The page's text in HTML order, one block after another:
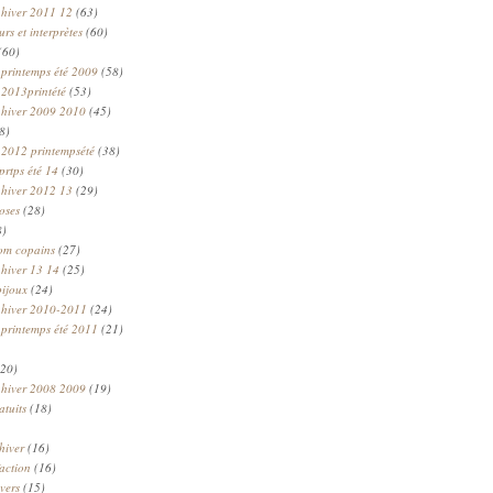
2011 12 (63)
et interprètes (60)
été 2009 (58)
(53)
2009 2010(45)
printempsété (38)
été 14 (30)
2012 13 (29)
(28)
copains (27)
13 14 (25)
(24)
2010-2011 (24)
été 2011 (21)
2008 2009(19)
(18)
(16)
(16)
(15)